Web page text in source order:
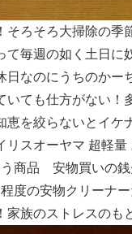
そろそろ大掃除の季
て毎週の如く土日に
日なのにうちのかー
いても仕方がない！
恵を絞らないとイケ
リスオーヤマ 超軽量
商品 安物買いの銭
度の安物クリーナ
家族のストレスのも